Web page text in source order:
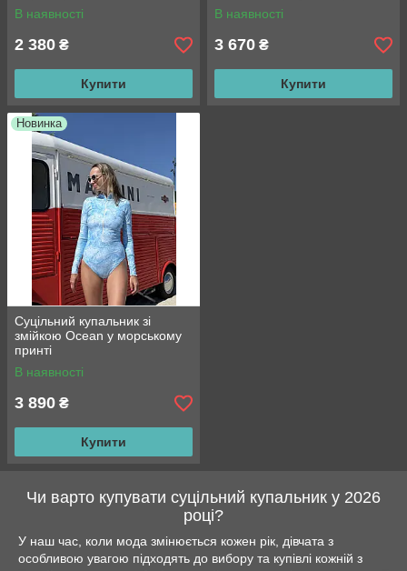
В наявності
2 380 ₴
Купити
В наявності
3 670 ₴
Купити
Новинка
Суцільний купальник зі
змійкою Ocean у морському
принті
В наявності
3 890 ₴
Купити
Чи варто купувати суцільний купальник у 2026
році?
У наш час, коли мода змінюється кожен рік, дівчата з
особливою увагою підходять до вибору та купівлі кожній з